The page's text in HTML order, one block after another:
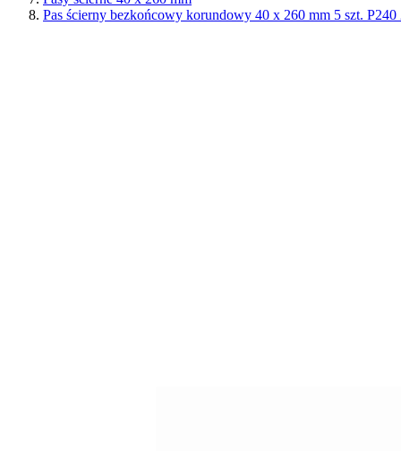
Pas ścierny bezkońcowy korundowy 40 x 260 mm 5 szt.